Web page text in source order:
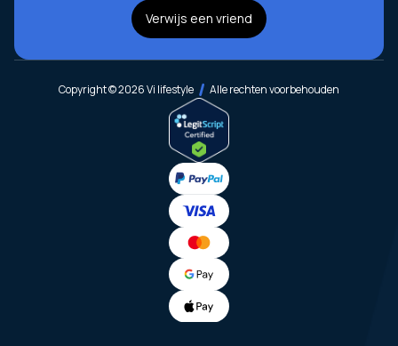
Verwijs een vriend
Copyright © 2026 Vi lifestyle Alle rechten voorbehouden